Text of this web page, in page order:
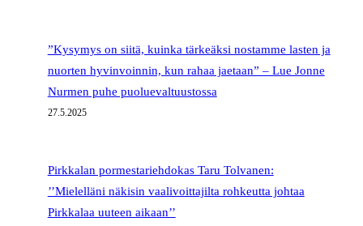
”Kysymys on siitä, kuinka tärkeäksi nostamme lasten ja
nuorten hyvinvoinnin, kun rahaa jaetaan” – Lue Jonne
Nurmen puhe puoluevaltuustossa
27.5.2025
Pirkkalan pormestariehdokas Taru Tolvanen:
’’Mielelläni näkisin vaalivoittajilta rohkeutta johtaa
Pirkkalaa uuteen aikaan’’